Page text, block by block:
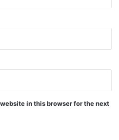
in this browser for the next